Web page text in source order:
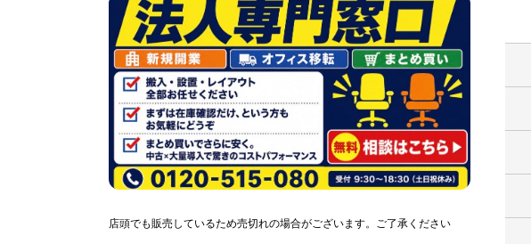
店頭でも販売しているため売切れの場合がございます。ご了承ください